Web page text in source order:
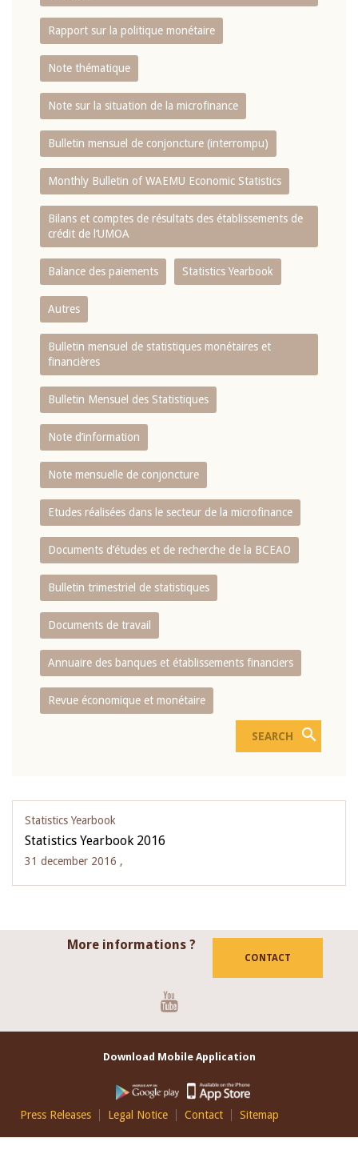
Rapport sur la politique monétaire
Note thématique
Note sur la situation de la microfinance
Bulletin mensuel de conjoncture (interrompu)
Monthly Bulletin of WAEMU Economic Statistics
Bilans et comptes de résultats des établissements de
crédit de l‘UMOA
Balance des paiements Statistics Yearbook
Autres
Bulletin mensuel de statistiques monétaires et
financières
Bulletin Mensuel des Statistiques
Note d’information
Note mensuelle de conjoncture
Etudes réalisées dans le secteur de la microfinance
Documents d’études et de recherche de la BCEAO
Bulletin trimestriel de statistiques
Documents de travail
Annuaire des banques et établissements financiers
Revue économique et monétaire
Statistics Yearbook
Statistics Yearbook 2016
31 december 2016 ,
More informations ?
CONTACT
Download Mobile Application
Footer
EN
Press Releases Legal Notice Contact Sitemap